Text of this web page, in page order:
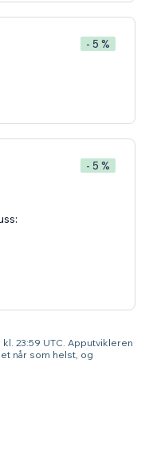
- 5 %
- 5 %
23:59 UTC. Apputvikleren
når som helst, og